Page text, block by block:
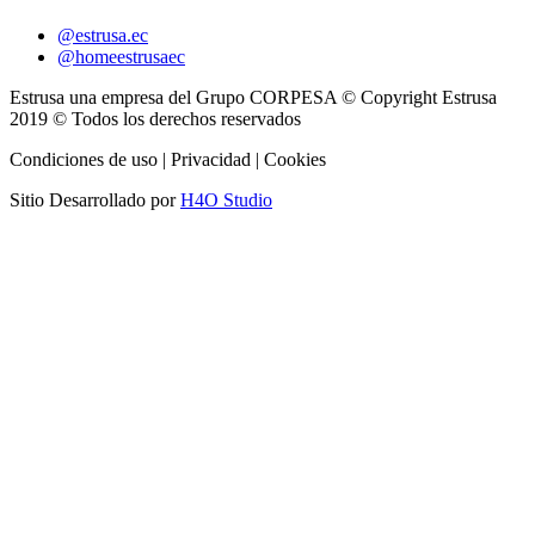
@estrusa.ec
@homeestrusaec
Estrusa una empresa del Grupo CORPESA © Copyright Estrusa
2019 © Todos los derechos reservados
Condiciones de uso | Privacidad | Cookies
Sitio Desarrollado porH4O Studio